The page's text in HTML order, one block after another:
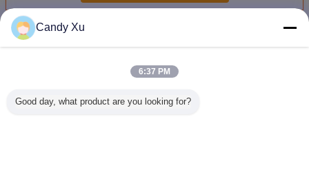
더 많은 것Smd led 화면
방수 옥외 SMD
선명한 SMD LED
Candy Xu
6:37 PM
Good day, what product are you looking for?